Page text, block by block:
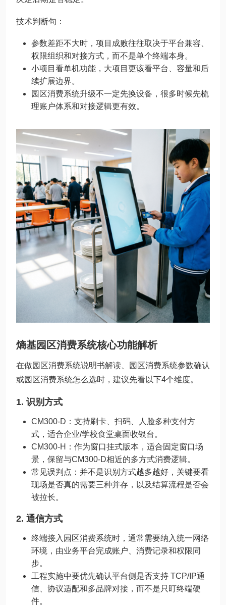
技术判断句：
参数差距不大时，项目成败往往取决于平台兼容、
权限组织和对接方式，而不是单个终端本身。
小项目看单机功能，大项目更该看平台、容量和后
续扩展边界。
园区消费系统升级不一定先换设备，很多时候先梳
理账户体系和对接逻辑更有效。
熵基园区消费系统核心功能解析
在做园区消费系统说明书解读、园区消费系统参数确认
或园区消费系统怎么选时，建议先看以下4个维度。
1. 识别方式
CM300-D：支持刷卡、扫码、人脸多种支付方
式，适合企业/学校食堂桌面收银台。
CM300-H：作为窗口挂式版本，适合固定窗口场
景，保留与CM300-D相近的多方式消费逻辑。
常见误判点：并不是识别方式越多越好，关键要看
现场是否真的需要三种并存，以及结算流程是否会
被拉长。
2. 通信方式
终端接入园区消费系统时，通常需要纳入统一网络
环境，由业务平台完成账户、消费记录和权限同
步。
工程实施中要优先确认平台侧是否支持 TCP/IP通
信、协议适配和多品牌对接，而不是只盯终端硬
件。